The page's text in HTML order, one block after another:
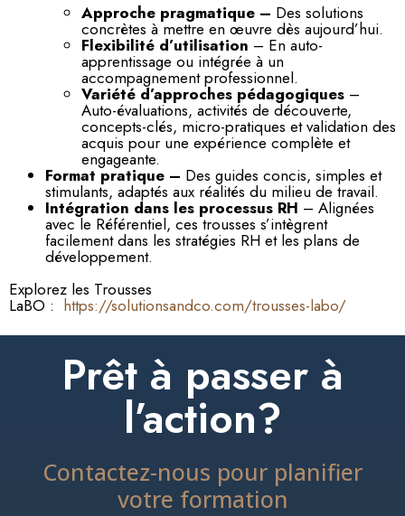
Approche pragmatique – Des solutions
concrètes à mettre en œuvre dès aujourd’hui.
Flexibilité d’utilisation – En auto-
apprentissage ou intégrée à un
accompagnement professionnel.
Variété d’approches pédagogiques –
Auto-évaluations, activités de découverte,
concepts-clés, micro-pratiques et validation des
acquis pour une expérience complète et
engageante.
Format pratique – Des guides concis, simples et
stimulants, adaptés aux réalités du milieu de travail.
Intégration dans les processus RH – Alignées
avec le Référentiel, ces trousses s’intègrent
facilement dans les stratégies RH et les plans de
développement.
Explorez les Trousses
LaBO : https://solutionsandco.com/trousses-labo/
Prêt à passer à
l’action?
Contactez-nous pour planifier
votre formation